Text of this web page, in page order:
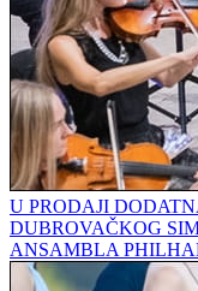
U PRODAJI
DUBROVAČKOG
ANSAMBLA